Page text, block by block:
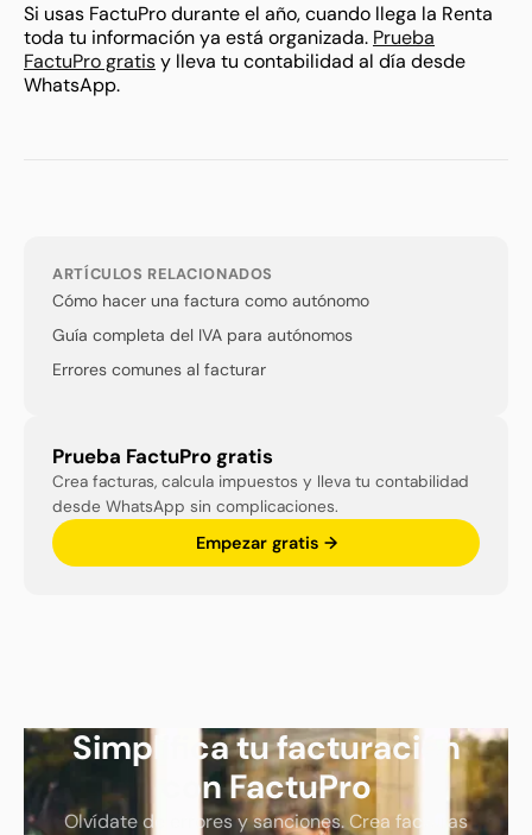
Si usas FactuPro durante el año, cuando llega la Renta
toda tu información ya está organizada. Prueba
FactuPro gratisy lleva tu contabilidad al día desde
WhatsApp.
ARTÍCULOS RELACIONADOS
Cómo hacer una factura como autónomo
Guía completa del IVA para autónomos
Errores comunes al facturar
Prueba FactuPro gratis
Crea facturas, calcula impuestos y lleva tu contabilidad
desde WhatsApp sin complicaciones.
Empezar gratis →
Simplifica tu facturación
con FactuPro
Olvídate de errores y sanciones. Crea facturas